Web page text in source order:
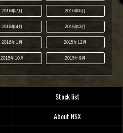
2016年7月 2016年6月
2016年4月 2016年3月
2016年1月 2015年12月
2015年10月 2015年9月
Stock list
About NSX